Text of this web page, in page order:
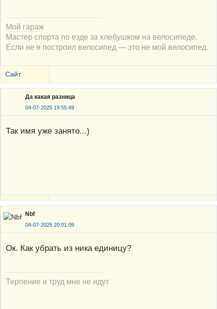
Мой гараж
Мастер спорта по езде за хлебушком на велосипеде.
Если не я построил велосипед — это не мой велосипед.
Сайт
Да какая разница
04-07-2025 19:55:49
Так имя уже занято...)
Nbf
04-07-2025 20:01:09
Ок. Как убрать из ника единицу?
Терпение и труд мне не идут